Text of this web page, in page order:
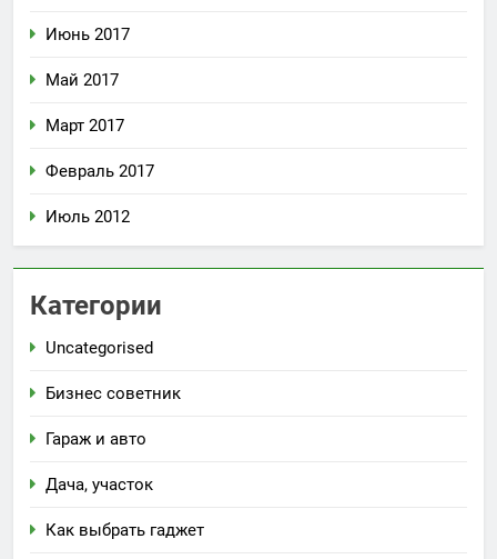
Июнь 2017
Май 2017
Март 2017
Февраль 2017
Июль 2012
Категории
Uncategorised
Бизнес советник
Гараж и авто
Дача, участок
Как выбрать гаджет